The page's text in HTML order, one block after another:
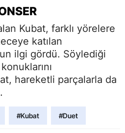
Kubat, farklı yörelere
katılan
ilgi gördü. Söylediği
hareketli parçalarla da
#Kubat #Duet